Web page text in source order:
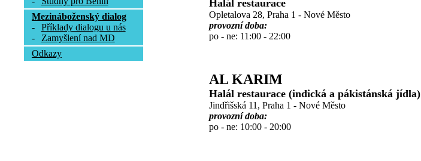
Mezináboženský dialog
-
Příklady dialogu u nás
-
Zamyšlení nad MD
Odkazy
Halál restaurace
Opletalova 28, Praha 1 - Nové Město
provozní doba:
po - ne: 11:00 - 22:00
AL KARIM
Halál restaurace (indická a pákistánská jídla)
Jindřišská 11, Praha 1 - Nové Město
provozní doba:
po - ne: 10:00 - 20:00